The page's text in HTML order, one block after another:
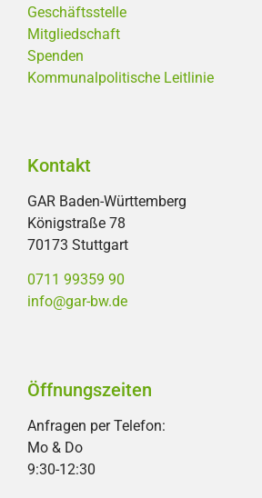
Geschäftsstelle
Mitgliedschaft
Spenden
Kommunalpolitische Leitlinie
Kontakt
GAR Baden-Württemberg
Königstraße 78
70173 Stuttgart
0711 99359 90
info@gar-bw.de
Öffnungszeiten
Anfragen per Telefon:
Mo & Do
9:30-12:30